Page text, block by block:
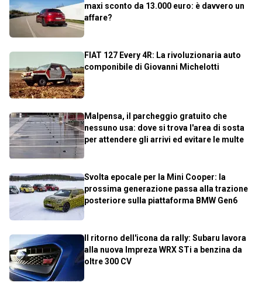
maxi sconto da 13.000 euro: è davvero un
affare?
FIAT 127 Every 4R: La rivoluzionaria auto
componibile di Giovanni Michelotti
Malpensa, il parcheggio gratuito che
nessuno usa: dove si trova l'area di sosta
per attendere gli arrivi ed evitare le multe
Svolta epocale per la Mini Cooper: la
prossima generazione passa alla trazione
posteriore sulla piattaforma BMW Gen6
Il ritorno dell'icona da rally: Subaru lavora
alla nuova Impreza WRX STi a benzina da
oltre 300 CV